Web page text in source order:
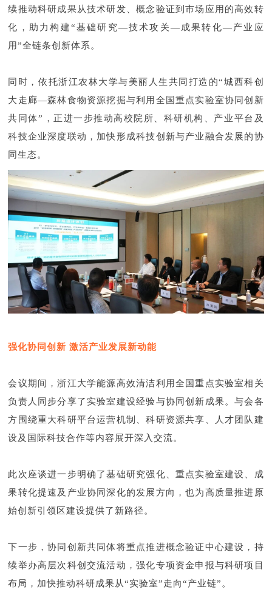
续推动科研成果从技术研发、概念验证到市场应用的高效转
化，助力构建“基础研究—技术攻关—成果转化—产业应
用”全链条创新体系。
同时，依托浙江农林大学与美丽人生共同打造的“城西科创
大走廊—森林食物资源挖掘与利用全国重点实验室协同创新
共同体”，正进一步推动高校院所、科研机构、产业平台及
科技企业深度联动，加快形成科技创新与产业融合发展的协
同生态。
强化协同创新 激活产业发展新动能
会议期间，浙江大学能源高效清洁利用全国重点实验室相关
负责人同步分享了实验室建设经验与协同创新成果。与会各
方围绕重大科研平台运营机制、科研资源共享、人才团队建
设及国际科技合作等内容展开深入交流。
此次座谈进一步明确了基础研究强化、重点实验室建设、成
果转化提速及产业协同深化的发展方向，也为高质量推进原
始创新引领区建设提供了新路径。
下一步，协同创新共同体将重点推进概念验证中心建设，持
续举办高层次科创交流活动，强化专项资金申报与科研项目
布局，加快推动科研成果从“实验室”走向“产业链”。